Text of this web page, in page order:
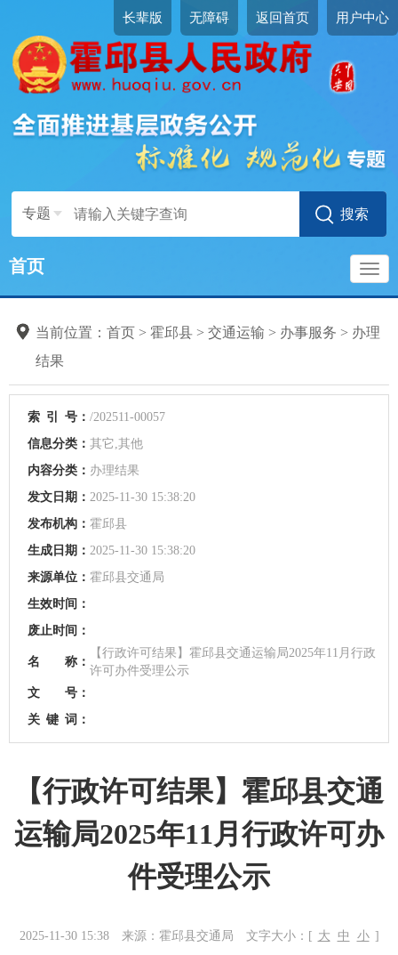
长辈版 无障碍 返回首页 用户中心
专题
首页
当前位置： 首页 > 霍邱县 > 交通运输 > 办事服务 > 办理
结果
索 引 号： /202511-00057
信息分类： 其它,其他
内容分类： 办理结果
发文日期： 2025-11-30 15:38:20
发布机构： 霍邱县
生成日期： 2025-11-30 15:38:20
来源单位： 霍邱县交通局
生效时间：
废止时间：
名 称：
【行政许可结果】霍邱县交通运输局2025年11月行政
许可办件受理公示
文 号：
关 键 词：
【行政许可结果】霍邱县交通
运输局2025年11月行政许可办
件受理公示
2025-11-30 15:38 来源：霍邱县交通局 文字大小：[ 大 中 小 ]